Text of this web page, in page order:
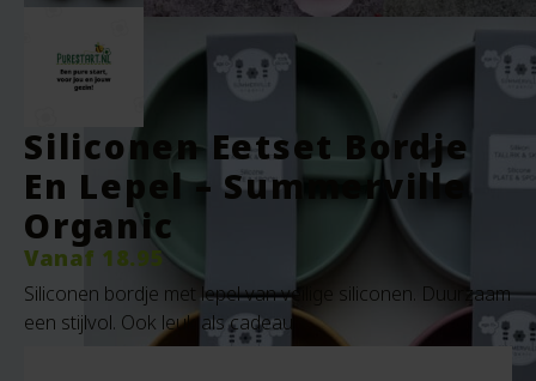
Siliconen Eetset Bordje
En Lepel – Summerville
Organic
Vanaf 18.95
Siliconen bordje met lepel van veilige siliconen. Duurzaam
een stijlvol. Ook leuk als cadeau.